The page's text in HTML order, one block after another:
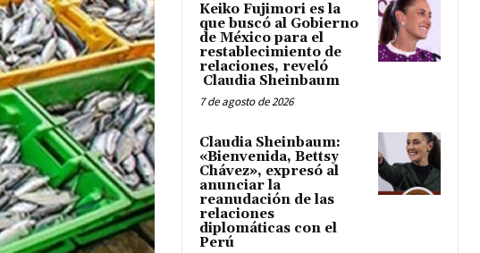
Keiko Fujimori es la
que buscó al Gobierno
de México para el
restablecimiento de
relaciones, reveló
Claudia Sheinbaum
7 de agosto de 2026
Claudia Sheinbaum:
«Bienvenida, Bettsy
Chávez», expresó al
anunciar la
reanudación de las
relaciones
diplomáticas con el
Perú